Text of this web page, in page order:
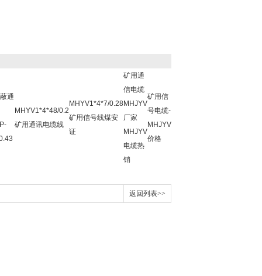
通
MHYV1*4*48/0.2
矿用通讯电缆线
MHYV1*4*7/0.28
矿用信号线煤安
证
矿用通
信电缆
MHJYV
厂家
MHJYV
电缆热
销
矿用信
号电缆-
MHJYV
价格
返回列表>>